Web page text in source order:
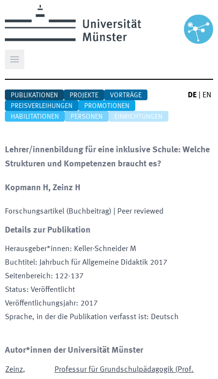
Hauptmenü öffnen
PUBLIKATIONEN PROJEKTE
VORTRÄGE
PREISVERLEIHUNGEN
PROMOTIONEN
HABILITATIONEN
PERSONEN EINRICHTUNGEN
DE EN
Lehrer/innenbildung für eine inklusive Schule: Welche
Strukturen und Kompetenzen braucht es?
Kopmann H, Zeinz H
Forschungsartikel (Buchbeitrag) | Peer reviewed
Details zur Publikation
Herausgeber*innen: Keller-Schneider M
Buchtitel:
Jahrbuch für Allgemeine Didaktik 2017
Seitenbereich: 122-137
Status: Veröffentlicht
Veröffentlichungsjahr: 2017
Sprache, in der die Publikation verfasst ist: Deutsch
Autor*innen der Universität Münster
Zeinz,
Professur für Grundschulpädagogik (Prof.